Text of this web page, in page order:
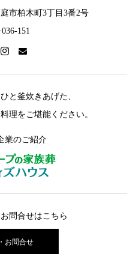
市柏木町3丁目3番2号
151
と釜炊きあげた、
理をご堪能ください。
業のご紹介
問合せはこちら
お問合せ